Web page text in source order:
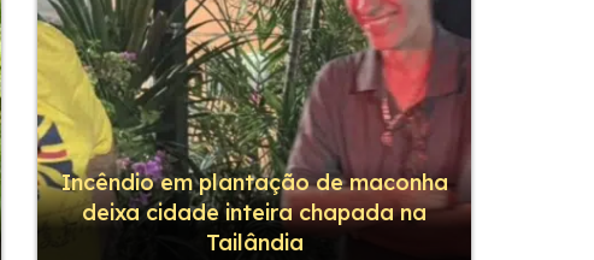
Incêndio em plantação de maconha
deixa cidade inteira chapada na
Tailândia